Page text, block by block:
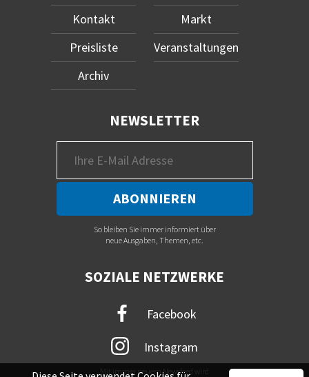
Kontakt
Preisliste
Archiv
Markt
Veranstaltungen
NEWSLETTER
So bleiben Sie immer informiert über
neue Ausgaben, Themen, etc.
SOZIALE NETZWERKE
Facebook
Instagram
Mit immer neuem Newsfeed wird